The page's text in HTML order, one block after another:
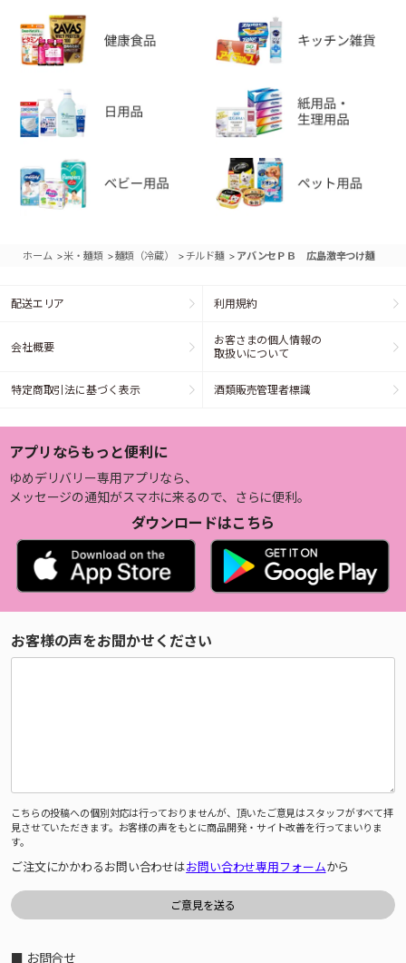
ホーム >米・麺類 >麺類（冷蔵） >チルド麺 > アバンセＰＢ 広島激辛つけ麺
配送エリア 利用規約
会社概要
お客さまの個人情報の
取扱いについて
特定商取引法に基づく表示 酒類販売管理者標識
アプリならもっと便利に
ゆめデリバリー専用アプリなら、
メッセージの通知がスマホに来るので、さらに便利。
ダウンロードはこちら
お客様の声をお聞かせください
こちらの投稿への個別対応は行っておりませんが、頂いたご意見はスタッフがすべて拝
見させていただきます。お客様の声をもとに商品開発・サイト改善を行ってまいりま
す。
ご注文にかかわるお問い合わせはお問い合わせ専用フォームから
■ お問合せ